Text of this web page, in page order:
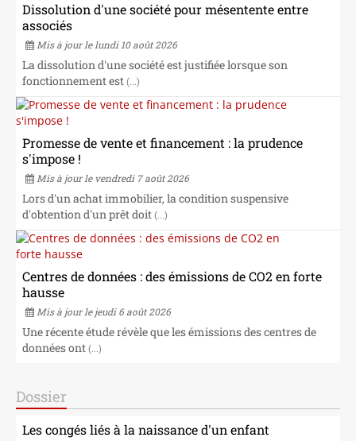
Dissolution d'une société pour mésentente entre
associés
Mis à jour le lundi 10 août 2026
La dissolution d'une société est justifiée lorsque son
fonctionnement est (...)
Promesse de vente et financement : la prudence
s'impose !
Mis à jour le vendredi 7 août 2026
Lors d'un achat immobilier, la condition suspensive
d'obtention d'un prêt doit (...)
Centres de données : des émissions de CO2 en forte
hausse
Mis à jour le jeudi 6 août 2026
Une récente étude révèle que les émissions des centres de
données ont (...)
Dossier
Les congés liés à la naissance d'un enfant